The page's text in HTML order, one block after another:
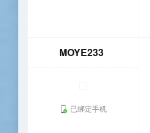
MOYE233
已绑定手机